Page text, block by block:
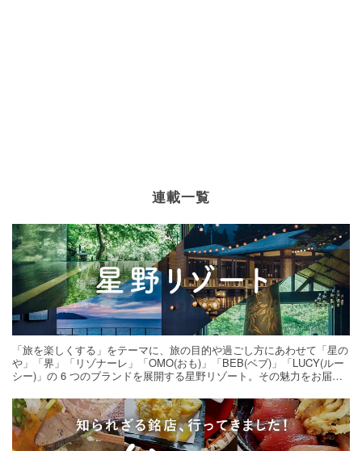
連載一覧
「旅を楽しくする」をテーマに、旅の目的や過ごし方にあわせて「星の
や」「界」「リゾナーレ」「OMO(おも)」「BEB(ベブ)」「LUCY(ルー
シー)」の 6 つのブランドを展開する星野リゾート。その魅力をお届け